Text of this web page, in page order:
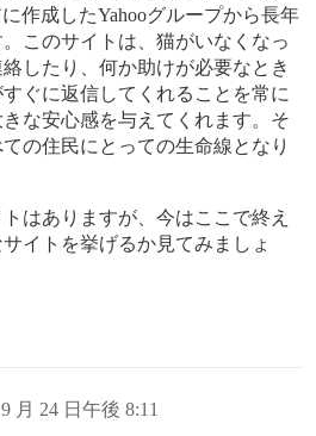
作成したYahooグループから長年
このサイトは、猫がいなくなっ
したり、何か助けが必要なとき
ぐに返信してくれることを常に
な安心感を与えてくれます。そ
の住民にとっての生命線となり
はありますが、今はここで終え
イトを挙げるか見てみましょ
月 24 日午後 8:11